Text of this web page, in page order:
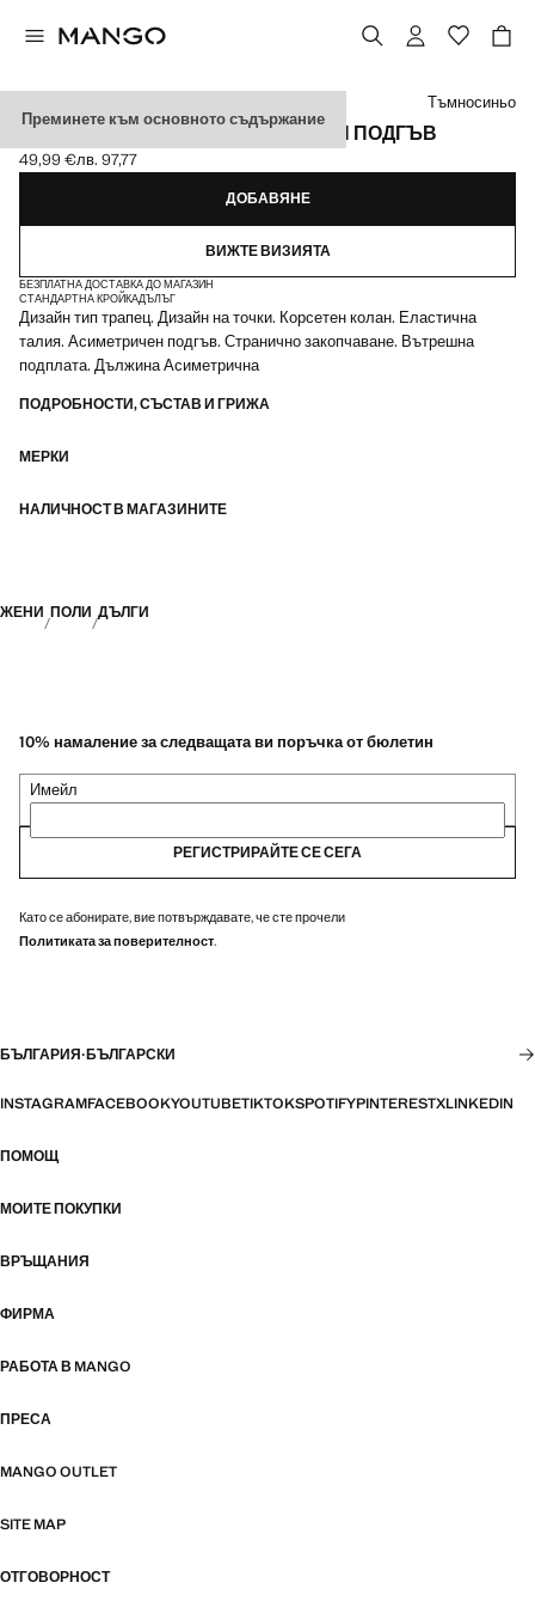
Преминете към основното съдържание
ПОЛА НА ТОЧКИ С АСИМЕТРИЧЕН ПОДГЪВ
Текуща цена [49,99 € лв. 97,77]
49,99 €лв. 97,77
Изберете цвят
Тъмносиньо
ДОБАВЯНЕ
ВИЖТЕ ВИЗИЯТА
БЕЗПЛАТНА ДОСТАВКА ДО МАГАЗИН
СТАНДАРТНА КРОЙКАДЪЛЪГ
Дизайн тип трапец. Дизайн на точки. Корсетен колан. Еластична
талия. Асиметричен подгъв. Странично закопчаване. Вътрешна
подплата. Дължина Асиметрична
ПОДРОБНОСТИ, СЪСТАВ И ГРИЖА
МЕРКИ
НАЛИЧНОСТ В МАГАЗИНИТЕ
ЖЕНИ ПОЛИ ДЪЛГИ
10% намаление за следващата ви поръчка от бюлетин
Имейл
РЕГИСТРИРАЙТЕ СЕ СЕГА
Като се абонирате, вие потвърждавате, че сте прочели
Политиката за поверителност.
БЪЛГАРИЯ·БЪЛГАРСКИ
INSTAGRAMFACEBOOKYOUTUBETIKTOKSPOTIFYPINTERESTXLINKEDIN
ПОМОЩ
МОИТЕ ПОКУПКИ
ВРЪЩАНИЯ
ФИРМА
РАБОТА В MANGO
ПРЕСА
MANGO OUTLET
SITE MAP
ОТГОВОРНОСТ